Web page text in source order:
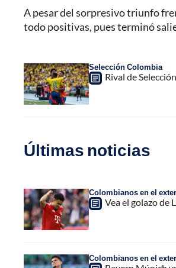
A pesar del sorpresivo triunfo
todo positivas, pues terminó
Selección Colombia
Rival de
Últimas noticias
Colombianos en el
Vea el golazo de
Colombianos en el